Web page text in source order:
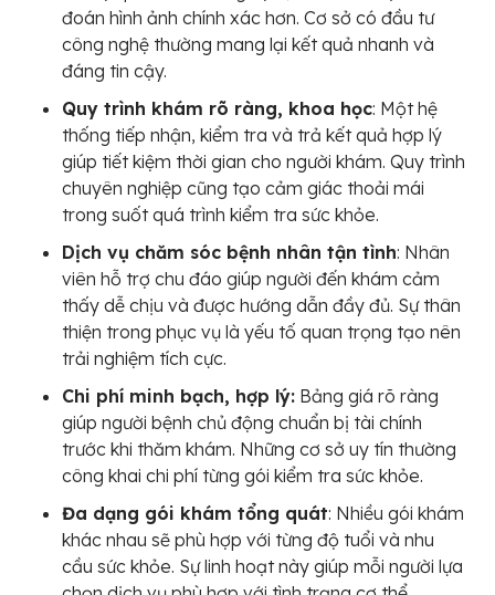
đoán hình ảnh chính xác hơn. Cơ sở có đầu tư
công nghệ thường mang lại kết quả nhanh và
đáng tin cậy.
Quy trình khám rõ ràng, khoa học: Một hệ
thống tiếp nhận, kiểm tra và trả kết quả hợp lý
giúp tiết kiệm thời gian cho người khám. Quy trình
chuyên nghiệp cũng tạo cảm giác thoải mái
trong suốt quá trình kiểm tra sức khỏe.
Dịch vụ chăm sóc bệnh nhân tận tình: Nhân
viên hỗ trợ chu đáo giúp người đến khám cảm
thấy dễ chịu và được hướng dẫn đầy đủ. Sự thân
thiện trong phục vụ là yếu tố quan trọng tạo nên
trải nghiệm tích cực.
Chi phí minh bạch, hợp lý: Bảng giá rõ ràng
giúp người bệnh chủ động chuẩn bị tài chính
trước khi thăm khám. Những cơ sở uy tín thường
công khai chi phí từng gói kiểm tra sức khỏe.
Đa dạng gói khám tổng quát: Nhiều gói khám
khác nhau sẽ phù hợp với từng độ tuổi và nhu
cầu sức khỏe. Sự linh hoạt này giúp mỗi người lựa